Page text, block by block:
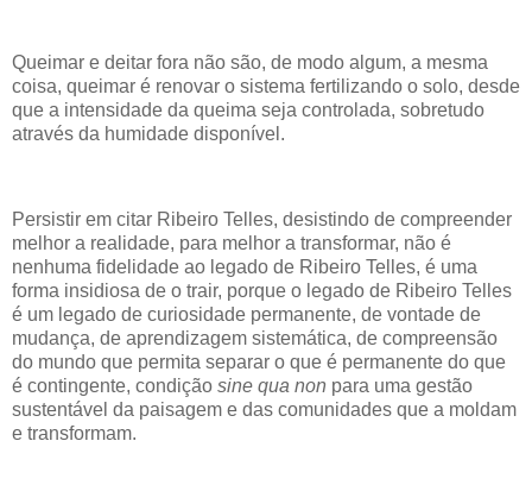
Queimar e deitar fora não são, de modo algum, a mesma
coisa, queimar é renovar o sistema fertilizando o solo, desde
que a intensidade da queima seja controlada, sobretudo
através da humidade disponível.
Persistir em citar Ribeiro Telles, desistindo de compreender
melhor a realidade, para melhor a transformar, não é
nenhuma fidelidade ao legado de Ribeiro Telles, é uma
forma insidiosa de o trair, porque o legado de Ribeiro Telles
é um legado de curiosidade permanente, de vontade de
mudança, de aprendizagem sistemática, de compreensão
do mundo que permita separar o que é permanente do que
é contingente, condição sine qua non para uma gestão
sustentável da paisagem e das comunidades que a moldam
e transformam.